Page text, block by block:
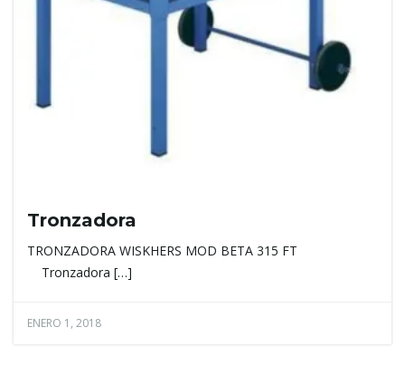
Tronzadora
TRONZADORA WISKHERS MOD BETA 315 FT
Tronzadora […]
ENERO 1, 2018